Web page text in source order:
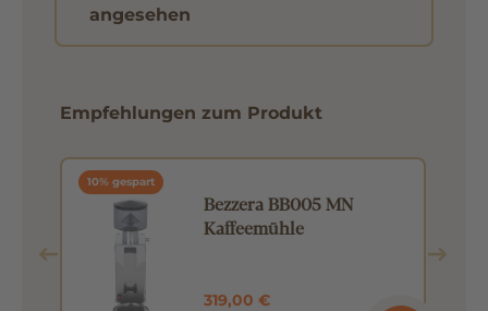
angesehen
Empfehlungen zum Produkt
10% gespart
Bezzera BB005 MN
Kaffeemühle
319,00 €